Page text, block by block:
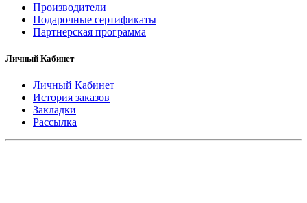
Производители
Подарочные сертификаты
Партнерская программа
Личный Кабинет
Личный Кабинет
История заказов
Закладки
Рассылка